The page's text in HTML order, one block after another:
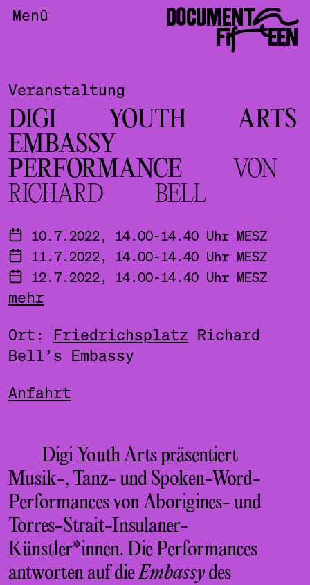
Menü DOCUMENTA
FIFTEEN
Veranstaltung
DIGI YOUTH ARTS
EMBASSY
PERFORMANCE VON
RICHARD BELL
10.7.2022, 14.00-14.40 Uhr MESZ
11.7.2022, 14.00-14.40 Uhr MESZ
12.7.2022, 14.00-14.40 Uhr MESZ
13.7.2022, 14.00-14.40 Uhr MESZ
mehr
Ort: Friedrichsplatz Richard
Bell’s Embassy
Anfahrt
Digi Youth Arts präsentiert
Musik-, Tanz- und Spoken-Word-
Performances von Aborigines- und
Torres-Strait-Insulaner-
Künstler*innen. Die Performances
antworten auf dieEmbassydes